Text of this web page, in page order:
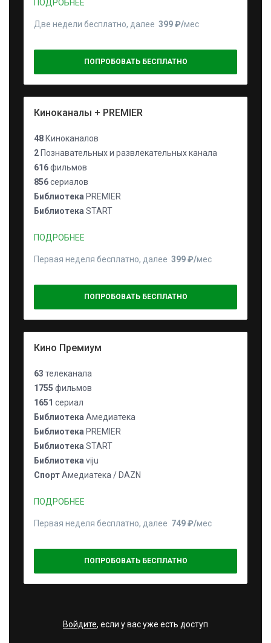
ПОДРОБНЕЕ
Две недели бесплатно, далее 399 ₽⁠/⁠мес
ПОПРОБОВАТЬ БЕСПЛАТНО
Киноканалы + PREMIER
48 Киноканалов
2 Познавательных и развлекательных канала
616фильмов
856сериалов
Библиотека PREMIER
Библиотека START
ПОДРОБНЕЕ
Первая неделя бесплатно, далее 399 ₽⁠/⁠мес
ПОПРОБОВАТЬ БЕСПЛАТНО
Кино Премиум
63 телеканала
1755 фильмов
1651 сериал
Библиотека Амедиатека
Библиотека PREMIER
Библиотека START
Библиотека viju
СпортАмедиатека / DAZN
ПОДРОБНЕЕ
Первая неделя бесплатно, далее 749 ₽⁠/⁠мес
ПОПРОБОВАТЬ БЕСПЛАТНО
Войдите, если у вас уже есть доступ